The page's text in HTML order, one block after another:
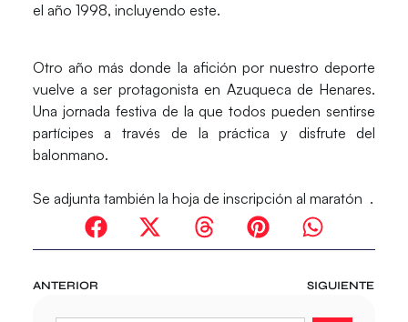
el año 1998, incluyendo este.
Otro año más donde la afición por nuestro deporte
vuelve a ser protagonista en Azuqueca de Henares.
Una jornada festiva de la que todos pueden sentirse
partícipes a través de la práctica y disfrute del
balonmano.
Se adjunta también la hoja de inscripción al maratón .
ANTERIOR SIGUIENTE